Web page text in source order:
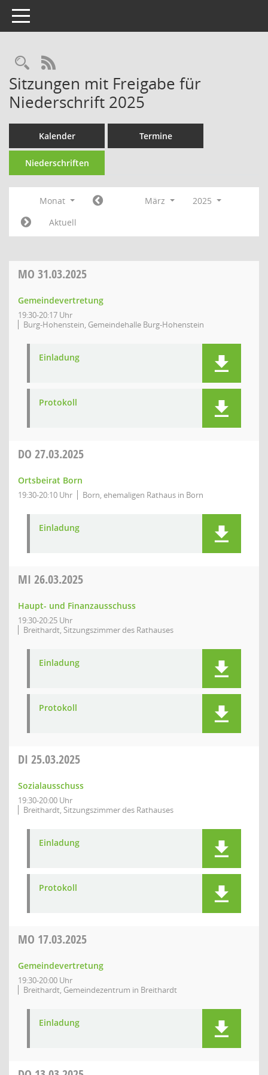
Toggle navigation
Rechercheauswahl
RSS-Feed
Sitzungen mit Freigabe für
Niederschrift 2025
Kalender Termine
Niederschriften
Monat März
2025
Aktuell
MO 31.03.2025
Gemeindevertretung
19:30-20:17 Uhr
Burg-Hohenstein, Gemeindehalle Burg-Hohenstein
Einladung
Protokoll
DO 27.03.2025
Ortsbeirat Born
19:30-20:10 Uhr Born, ehemaligen Rathaus in Born
Einladung
MI 26.03.2025
Haupt- und Finanzausschuss
19:30-20:25 Uhr
Breithardt, Sitzungszimmer des Rathauses
Einladung
Protokoll
DI 25.03.2025
Sozialausschuss
19:30-20:00 Uhr
Breithardt, Sitzungszimmer des Rathauses
Einladung
Protokoll
MO 17.03.2025
Gemeindevertretung
19:30-20:00 Uhr
Breithardt, Gemeindezentrum in Breithardt
Einladung